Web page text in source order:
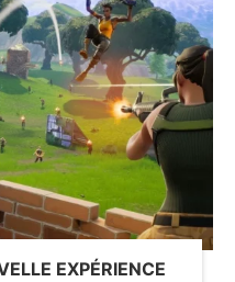
EXPÉRIENCE